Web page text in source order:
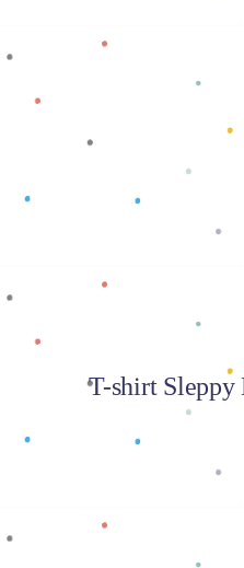
Baca
T-shirt